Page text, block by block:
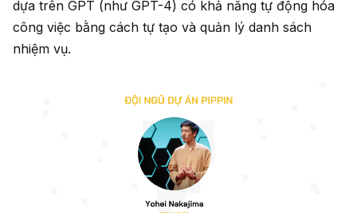
dựa trên GPT (như GPT-4) có khả năng tự động hóa
công việc bằng cách tự tạo và quản lý danh sách
nhiệm vụ.